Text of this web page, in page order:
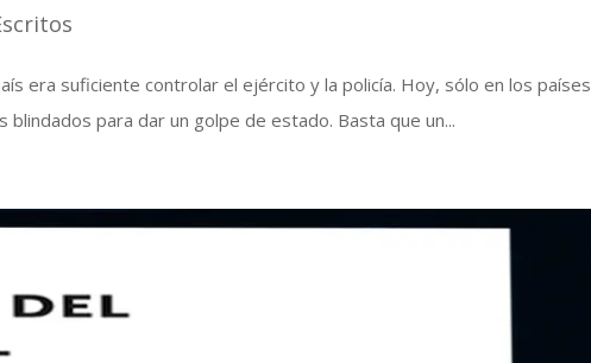
era suficiente controlar el ejército y la policía. Hoy, sólo en los países
para dar un golpe de estado. Basta que un...